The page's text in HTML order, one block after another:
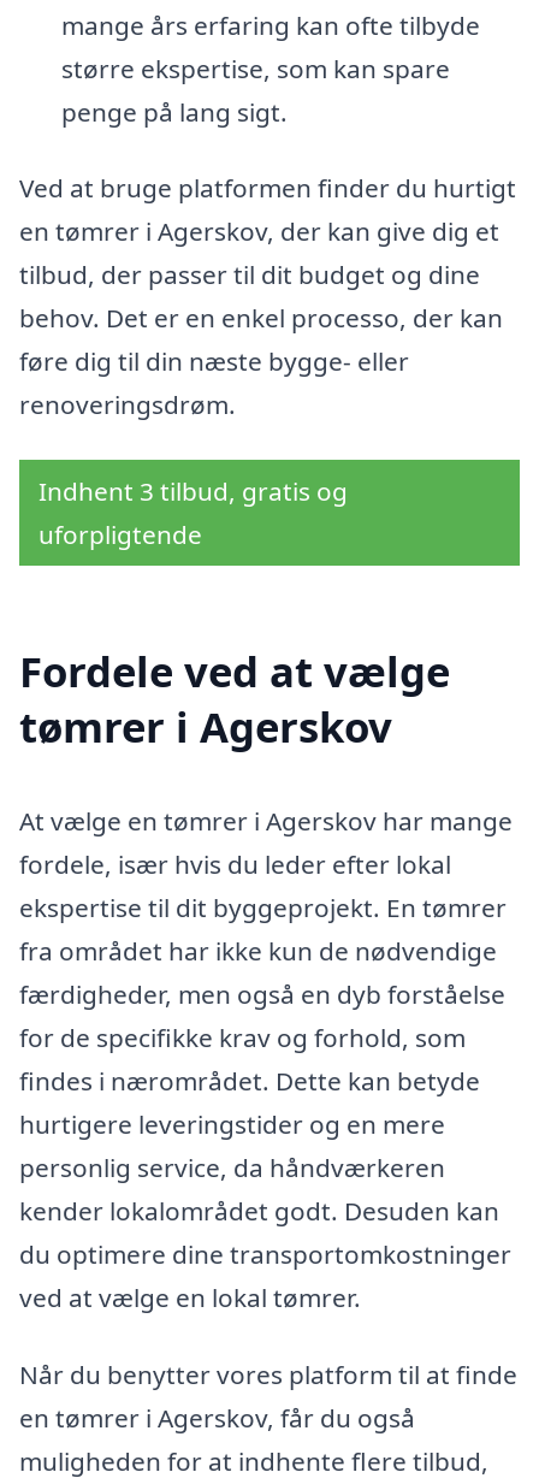
mange års erfaring kan ofte tilbyde
større ekspertise, som kan spare
penge på lang sigt.
Ved at bruge platformen finder du hurtigt
en tømrer i Agerskov, der kan give dig et
tilbud, der passer til dit budget og dine
behov. Det er en enkel processo, der kan
føre dig til din næste bygge- eller
renoveringsdrøm.
Indhent 3 tilbud, gratis og
uforpligtende
Fordele ved at vælge
tømrer i Agerskov
At vælge en tømrer i Agerskov har mange
fordele, især hvis du leder efter lokal
ekspertise til dit byggeprojekt. En tømrer
fra området har ikke kun de nødvendige
færdigheder, men også en dyb forståelse
for de specifikke krav og forhold, som
findes i nærområdet. Dette kan betyde
hurtigere leveringstider og en mere
personlig service, da håndværkeren
kender lokalområdet godt. Desuden kan
du optimere dine transportomkostninger
ved at vælge en lokal tømrer.
Når du benytter vores platform til at finde
en tømrer i Agerskov, får du også
muligheden for at indhente flere tilbud,